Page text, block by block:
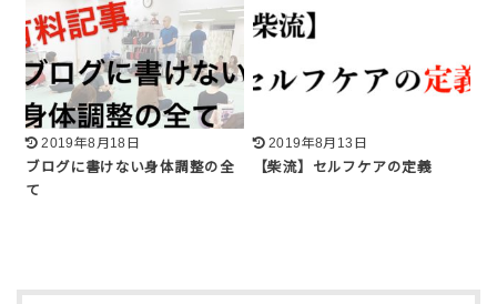
2019年8月18日
ブログに書けない身体調整の全
て
2019年8月13日
【柴流】セルフケアの定義